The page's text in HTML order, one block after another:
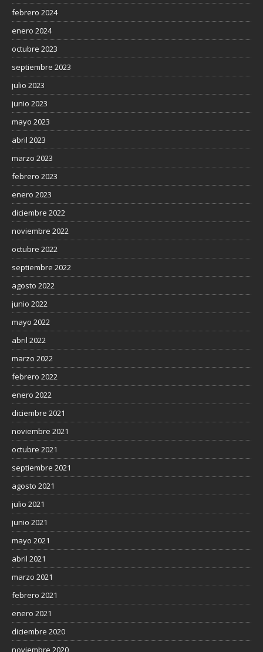
febrero 2024
enero 2024
octubre 2023
septiembre 2023
julio 2023
junio 2023
mayo 2023
abril 2023
marzo 2023
febrero 2023
enero 2023
diciembre 2022
noviembre 2022
octubre 2022
septiembre 2022
agosto 2022
junio 2022
mayo 2022
abril 2022
marzo 2022
febrero 2022
enero 2022
diciembre 2021
noviembre 2021
octubre 2021
septiembre 2021
agosto 2021
julio 2021
junio 2021
mayo 2021
abril 2021
marzo 2021
febrero 2021
enero 2021
diciembre 2020
noviembre 2020